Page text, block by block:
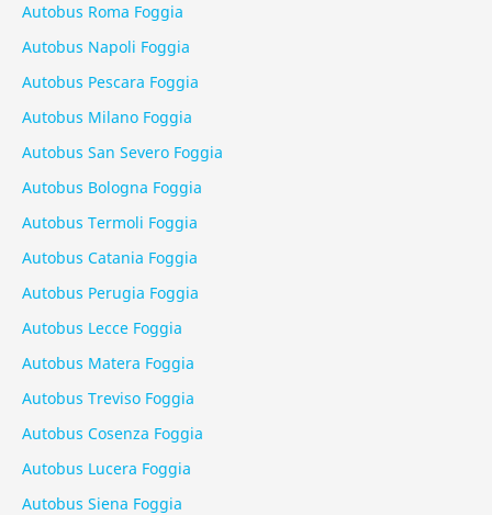
Autobus Roma Foggia
Autobus Napoli Foggia
Autobus Pescara Foggia
Autobus Milano Foggia
Autobus San Severo Foggia
Autobus Bologna Foggia
Autobus Termoli Foggia
Autobus Catania Foggia
Autobus Perugia Foggia
Autobus Lecce Foggia
Autobus Matera Foggia
Autobus Treviso Foggia
Autobus Cosenza Foggia
Autobus Lucera Foggia
Autobus Siena Foggia